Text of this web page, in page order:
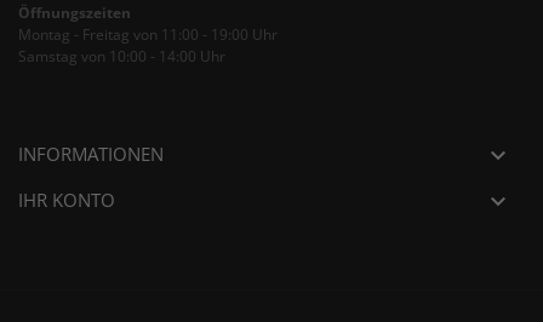
Öffnungszeiten
Montag - Freitag von 11:00 - 19:00 Uhr
Samstag von 10:00 - 14:00 Uhr
INFORMATIONEN 
IHR KONTO 